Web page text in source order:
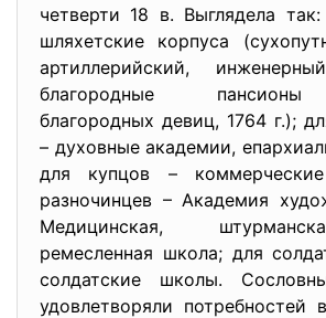
четверти 18 в. Выглядела
шляхетские корпуса
артиллерийский,
благородные
благородных девиц, 1764 г.);
– духовные академии,
для купцов –
разночинцев – Академия
Медицинская,
ремесленная школа; для
солдатские школы.
удовлетворяли потребностей